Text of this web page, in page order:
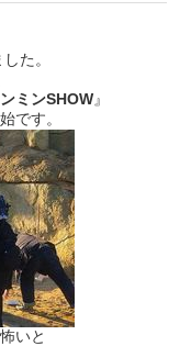
た。
ミンSHOW』
です。
いと